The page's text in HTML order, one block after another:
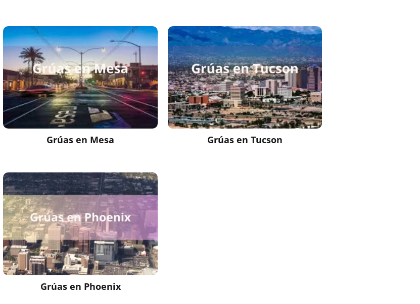
Grúas en Mesa Grúas en Tucson
Grúas en Phoenix